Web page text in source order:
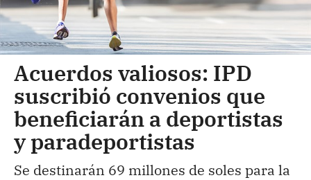
Acuerdos valiosos: IPD
suscribió convenios que
beneficiarán a deportistas
y paradeportistas
Se destinarán 69 millones de soles para la